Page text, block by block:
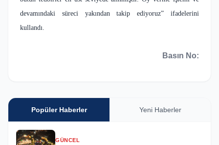
devamındaki süreci yakından takip ediyoruz” ifadelerini
kullandı.
Basın No:
Popüler Haberler Yeni Haberler
GÜNCEL